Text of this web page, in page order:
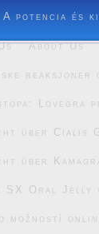
A potencia és
About Us
reaksjoner
Lovegra
über Cialis
über
SX Oral Jelly
možností